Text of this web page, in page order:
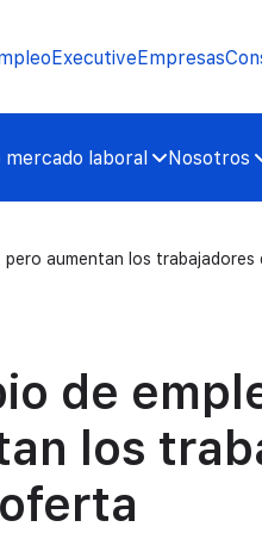
ExecutiveEmpresas
mercado laboral Nosotros
aumentan los
de
los